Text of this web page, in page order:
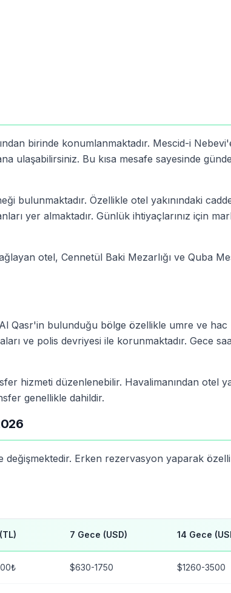
birinde konumlanmaktadır. Mescid-i
ulaşabilirsiniz. Bu kısa mesafe sayesinde
bulunmaktadır. Özellikle otel yakınındaki
yer almaktadır. Günlük ihtiyaçlarınız için
otel, Cennetül Baki Mezarlığı ve Quba
Qasr'in bulunduğu bölge özellikle umre ve hac
ve polis devriyesi ile korunmaktadır. Gece
hizmeti düzenlenebilir. Havalimanından otel
genellikle dahildir.
Erken rezervasyon yaparak
7 Gece (USD) 14 Gece
$630-1750 $1260-3500